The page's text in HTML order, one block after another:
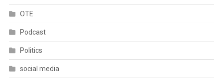
OTE
Podcast
Politics
social media